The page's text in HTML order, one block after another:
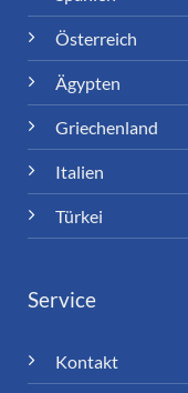
Österreich
Ägypten
Griechenland
Italien
Türkei
Service
Kontakt